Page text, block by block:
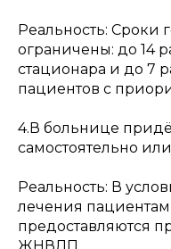
Реальность: Сроки
ограничены: до 14
стационара и до 7
пациентов с
4.В больнице
самостоятельно
Реальность: В
лечения пациентам
предоставляются